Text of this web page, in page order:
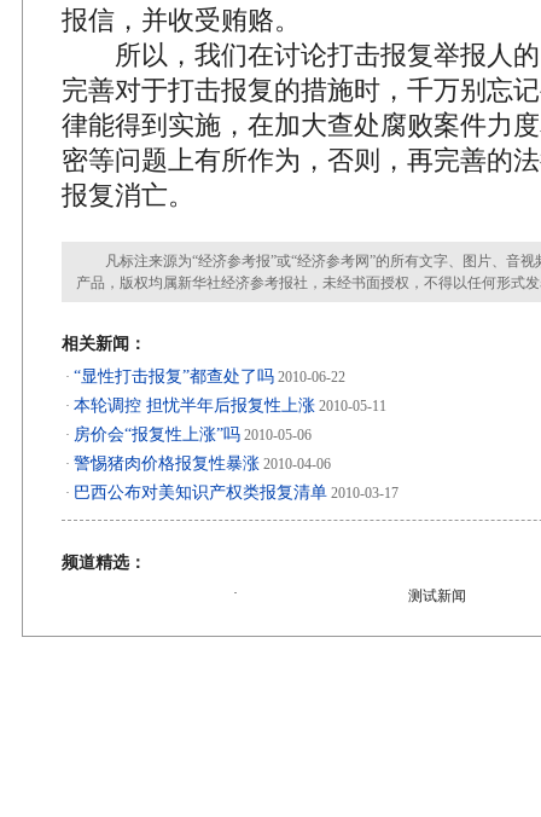
报信，并收受贿赂。
所以，我们在讨论打击报复举报人的
完善对于打击报复的措施时，千万别忘
律能得到实施，在加大查处腐败案件力
密等问题上有所作为，否则，再完善的
报复消亡。
凡标注来源为“经济参考报”或“经济参考网”的所有文字、图片、音视
产品，版权均属新华社经济参考报社，未经书面授权，不得以任何形式
相关新闻：
· “显性打击报复”都查处了吗 2010-06-22
· 本轮调控 担忧半年后报复性上涨 2010-05-11
· 房价会“报复性上涨”吗 2010-05-06
· 警惕猪肉价格报复性暴涨 2010-04-06
· 巴西公布对美知识产权类报复清单 2010-03-17
频道精选：
· 测试新闻